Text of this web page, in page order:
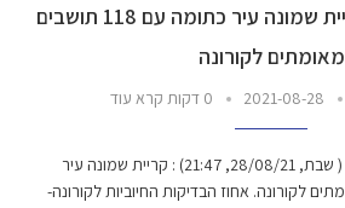
משרד הבריאות: קריית שמונה עיר כתומה עם 118 תושבים
מאומתים לקורונה
2021-08-28 0 דקות קרא עוד
משרד הבריאות מעדכן היום ( שבת, 28/08/21, 21:47) : קריית שמונה עיר
מאומתים לקורונה. אחוז הבדיקות החיוביות לקורונה-